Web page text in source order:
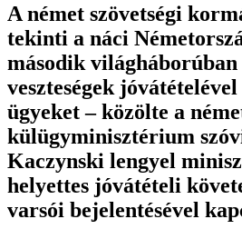
A német szövetségi
tekinti a náci
második
veszteségek jóvátételével
ügyeket – közölte a
külügyminisztérium
Kaczynski lengyel
helyettes jóvátételi
varsói bejelentésével